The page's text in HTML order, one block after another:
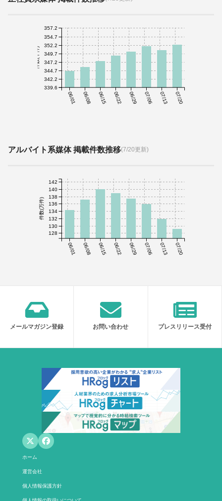
06/01 06/08 06/15 06/22 06/29 07/06 07/13 07/20
件数(千件)
339.6
342.2
344.7
347.2
349.7
352.2
354.7
357.2
アルバイト系媒体 掲載件数推移(7/20更新)
06/01 06/08 06/15 06/22 06/29 07/06 07/13 07/20
件数(万件)
128
130
132
134
136
138
140
142
メールマガジン登録 お問い合わせ プレスリリース受付
ホーム
運営会社
個人情報保護方針